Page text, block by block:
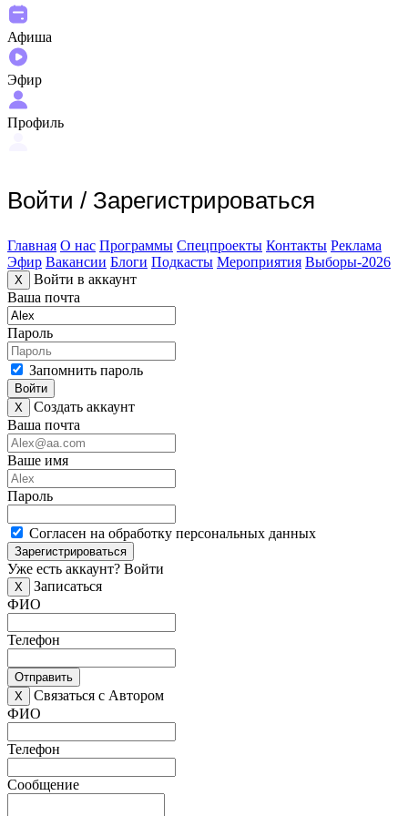
Афиша
Эфир
Профиль
Войти / Зарегистрироваться
Главная О нас Программы Спецпроекты Контакты Реклама
Эфир Вакансии Блоги Подкасты Мероприятия Выборы-2026
X
Войти в аккаунт
Ваша почта
Пароль
Запомнить пароль
Войти
X
Создать аккаунт
Ваша почта
Ваше имя
Пароль
Согласен на обработку персональных данных
Зарегистрироваться
Уже есть аккаунт? Войти
X
Записаться
ФИО
Телефон
Отправить
X
Связаться с Автором
ФИО
Телефон
Сообщение